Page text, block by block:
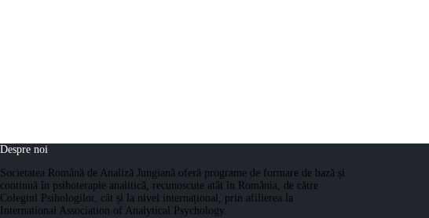
Despre noi
Societatea Română de Analiză Jungiană oferă programe de formare de bază și
continuă în psihoterapie analitică, recunoscute atât în România, de către
Colegiul Psihologilor, cât și la nivel internațional, prin afilierea la
International Association of Analytical Psychology.